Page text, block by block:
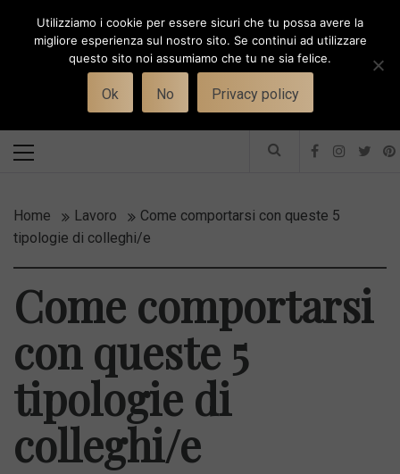
Toggle
WORK-WIFE
Il magazine per le donne che lavorano
Menu
Home Lavoro
Come comportarsi con queste 5
tipologie di colleghi/e
Come comportarsi
con queste 5
tipologie di
colleghi/e
Utilizziamo i cookie per essere sicuri che tu possa avere la
migliore esperienza sul nostro sito. Se continui ad utilizzare
questo sito noi assumiamo che tu ne sia felice.
Ok No Privacy policy